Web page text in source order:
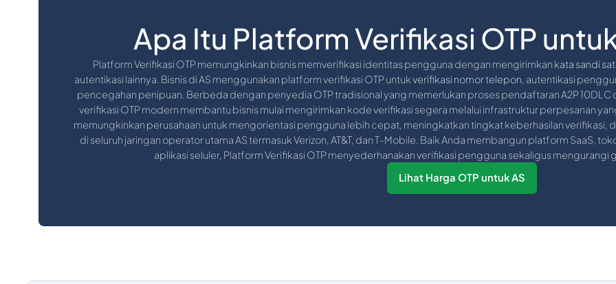
Apa Itu Platform Verifikasi OTP
Platform Verifikasi OTP memungkinkan bisnis memverifikasi identitas pengguna dengan mengirimkan kata sandi
autentikasi lainnya. Bisnis di AS menggunakan platform verifikasi OTP untukverifikasi nomor telepon, autentikasi
pencegahan penipuan. Berbeda dengan penyedia OTP tradisional yang memerlukan proses pendaftaran A2P
verifikasi OTP modern membantu bisnis mulai mengirimkan kode verifikasi segera melalui infrastruktur perpesanan
memungkinkan perusahaan untuk mengorientasi pengguna lebih cepat, meningkatkan tingkat keberhasilan verifikasi,
di seluruh jaringan operator utama AS termasuk Verizon, AT&T, dan T-Mobile. Baik Anda membangun platform SaaS,
aplikasi seluler, Platform Verifikasi OTP menyederhanakan verifikasi pengguna sekaligus
Lihat Harga OTP untuk AS